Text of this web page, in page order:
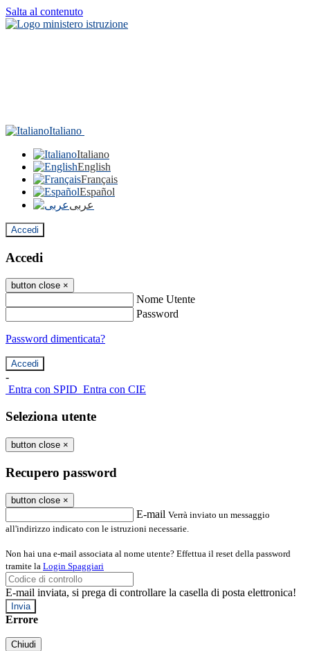
Salta al contenuto
Italiano
Italiano
English
Français
Español
عربى
Accedi
Accedi
button close ×
Nome Utente
Password
Password dimenticata?
-
Entra con SPID Entra con CIE
Seleziona utente
button close ×
Recupero password
button close ×
E-mail Verrà inviato un messaggio
all'indirizzo indicato con le istruzioni necessarie.
Non hai una e-mail associata al nome utente? Effettua il reset della password
tramite la Login Spaggiari
E-mail inviata, si prega di controllare la casella di posta elettronica!
Errore
Chiudi